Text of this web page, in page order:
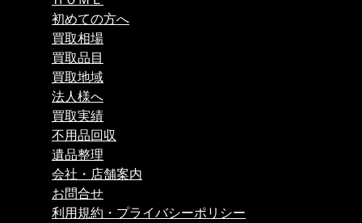
初めての方へ
買取相場
買取品目
買取地域
法人様へ
買取実績
不用品回収
遺品整理
会社・店舗案内
お問合せ
利用規約・プライバシーポリシー